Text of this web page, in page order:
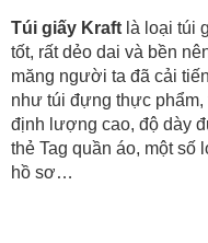
Túi giấy Kraft là loại túi
tốt, rất dẻo dai và bền
măng người ta đã cải
như túi đựng thực phẩm,
định lượng cao, độ dày
thẻ Tag quần áo, một
hồ sơ…